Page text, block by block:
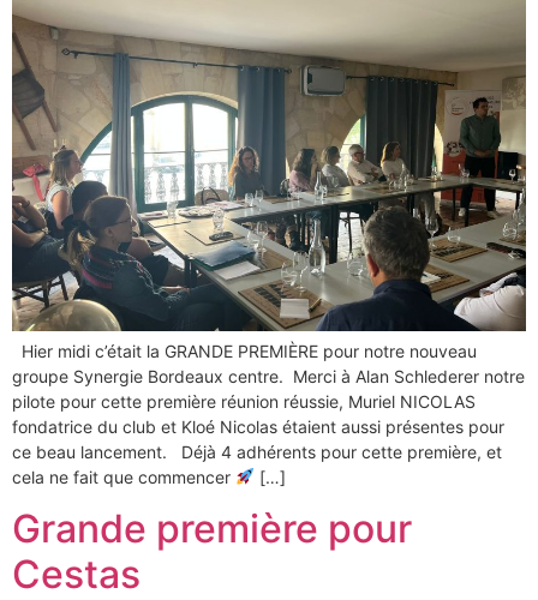
​Hier midi c’était la GRANDE PREMIÈRE pour notre nouveau
groupe Synergie Bordeaux centre. ​ Merci à Alan Schlederer notre
pilote pour cette première réunion réussie, Muriel NICOLAS
fondatrice du club et Kloé Nicolas étaient aussi présentes pour
ce beau lancement. Déjà 4 adhérents pour cette première, et
cela ne fait que commencer
[…]
Grande première pour
Cestas